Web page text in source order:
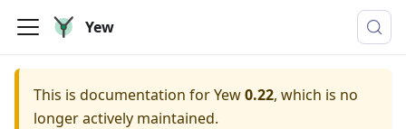
Yew
This is documentation forYew0.22, which is no
longer actively maintained.